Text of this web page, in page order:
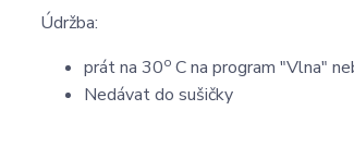
Údržba:
prát na 30o C na program "Vlna"
Nedávat do sušičky